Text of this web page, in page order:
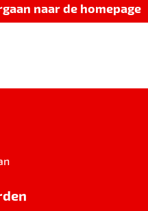
naar de homepage